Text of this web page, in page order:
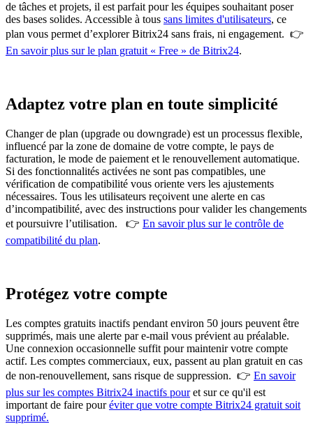
de tâches et projets, il est parfait pour les équipes souhaitant poser
des bases solides. Accessible à tous sans limites d'utilisateurs, ce
plan vous permet d’explorer Bitrix24 sans frais, ni engagement. 👉
En savoir plus sur le plan gratuit « Free » de Bitrix24.
Adaptez votre plan en toute simplicité
Changer de plan (upgrade ou downgrade) est un processus flexible,
influencé par la zone de domaine de votre compte, le pays de
facturation, le mode de paiement et le renouvellement automatique.
Si des fonctionnalités activées ne sont pas compatibles, une
vérification de compatibilité vous oriente vers les ajustements
nécessaires. Tous les utilisateurs reçoivent une alerte en cas
d’incompatibilité, avec des instructions pour valider les changements
et poursuivre l’utilisation. 👉 En savoir plus sur le contrôle de
compatibilité du plan.
Protégez votre compte
Les comptes gratuits inactifs pendant environ 50 jours peuvent être
supprimés, mais une alerte par e-mail vous prévient au préalable.
Une connexion occasionnelle suffit pour maintenir votre compte
actif. Les comptes commerciaux, eux, passent au plan gratuit en cas
de non-renouvellement, sans risque de suppression. 👉 En savoir
plus sur les comptes Bitrix24 inactifs pouret sur ce qu'il est
important de faire pouréviter que votre compte Bitrix24 gratuit soit
supprimé.